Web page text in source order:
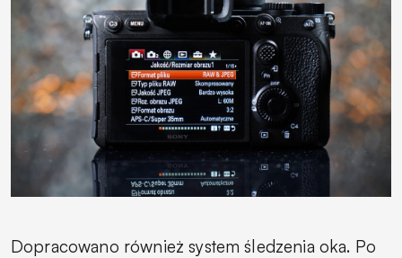
Dopracowano również system śledzenia oka. Po